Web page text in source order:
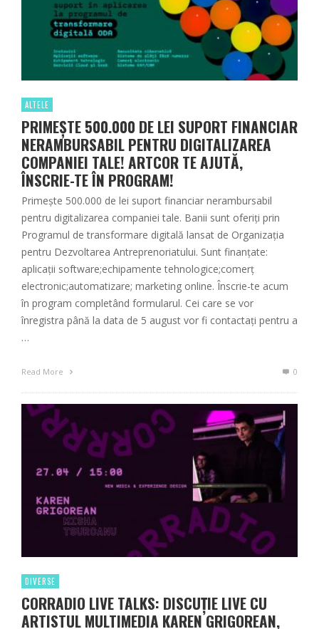
ALTELE
PRIMEȘTE 500.000 DE LEI SUPORT FINANCIAR
NERAMBURSABIL PENTRU DIGITALIZAREA
COMPANIEI TALE! ARTCOR TE AJUTĂ,
ÎNSCRIE-TE ÎN PROGRAM!
Primește 500.000 de lei suport financiar nerambursabil
pentru digitalizarea companiei tale. Banii sunt oferiți prin
Programul de transformare digitală lansat de Organizația
pentru Dezvoltarea Antreprenoriatului. Sunt finanțate:
aplicații software;echipamente tehnologice;comerț
electronic;automatizare; marketing online. Înscrie-te acum
în program completând formularul. Cei care se vor
înregistra până la data de 5 august vor fi contactați pentru a
…
Read More 0
DIVERSE
CORRADIO LIVE TALKS: DISCUȚIE LIVE CU
ARTISTUL MULTIMEDIA KAREN GRIGOREAN,